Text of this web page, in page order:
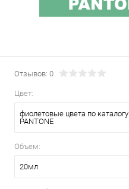
Отзывов: 0
Цвет:
фиолетовые цвета по каталогу
PANTONE
Объем:
20мл